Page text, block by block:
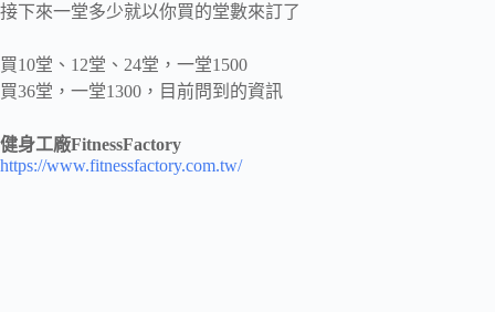
接下來一堂多少就以你買的堂數來訂了
買10堂、12堂、24堂，一堂1500
買36堂，一堂1300，目前問到的資訊
健身工廠FitnessFactory
https://www.fitnessfactory.com.tw/